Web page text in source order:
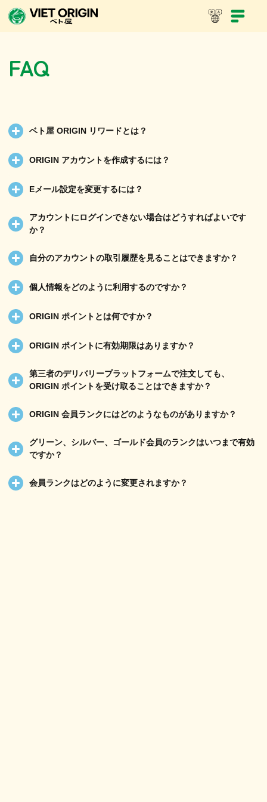
ホーム ORIGIN リワード
FAQ
ベト屋 ORIGIN リワードとは？
ORIGIN アカウントを作成するには？
Eメール設定を変更するには？
アカウントにログインできない場合はどうすればよいです
か？
自分のアカウントの取引履歴を見ることはできますか？
個人情報をどのように利用するのですか？
ORIGIN ポイントとは何ですか？
ORIGIN ポイントに有効期限はありますか？
第三者のデリバリープラットフォームで注文しても、
ORIGIN ポイントを受け取ることはできますか？
ORIGIN 会員ランクにはどのようなものがありますか？
グリーン、シルバー、ゴールド会員のランクはいつまで有効
ですか？
会員ランクはどのように変更されますか？